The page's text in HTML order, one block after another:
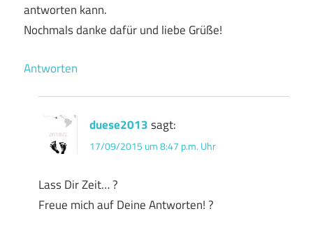
antworten kann.
Nochmals danke dafür und liebe Grüße!
Antworten
duese2013 sagt:
17/09/2015 um 8:47 p.m. Uhr
Lass Dir Zeit… ?
Freue mich auf Deine Antworten! ?